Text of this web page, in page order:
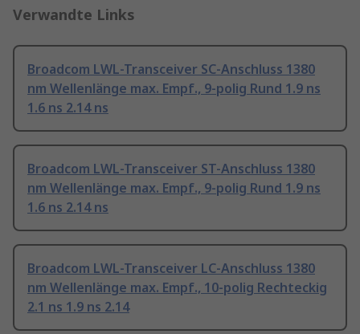
Verwandte Links
Broadcom LWL-Transceiver SC-Anschluss 1380
nm Wellenlänge max. Empf., 9-polig Rund 1.9 ns
1.6 ns 2.14 ns
Broadcom LWL-Transceiver ST-Anschluss 1380
nm Wellenlänge max. Empf., 9-polig Rund 1.9 ns
1.6 ns 2.14 ns
Broadcom LWL-Transceiver LC-Anschluss 1380
nm Wellenlänge max. Empf., 10-polig Rechteckig
2.1 ns 1.9 ns 2.14